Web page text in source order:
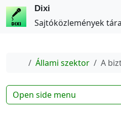
Dixi
Sajtóközlemények tára
Home
Állami szektor A
Open side menu